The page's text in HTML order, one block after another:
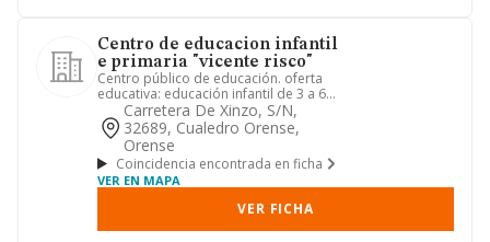
Centro de educacion infantil
e primaria "vicente risco"
Centro público de educación. oferta
educativa: educación infantil de 3 a 6
años y educación primari...
Carretera De Xinzo, S/n,
32689, Cualedro Orense,
Orense
Coincidencia encontrada en ficha
VER EN MAPA
VER FICHA